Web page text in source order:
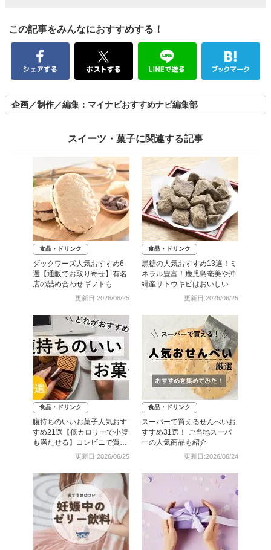
この記事をみんなにおすすめする！
企画／制作／編集：マイナビおすすめナビ編集部
スイーツ・菓子に関連する記事
食品・ドリンク
ダックワーズ人気おすすめ6
選【通販でお取り寄せ】有名
店の詰め合わせギフトも
更新日:2026/06/25
食品・ドリンク
黒糖の人気おすすめ13選！ミ
ネラル豊富！鹿児島奄美や沖
縄産サトウキビはおいしい
更新日:2026/06/25
食品・ドリンク
腹持ちのいいお菓子人気おす
すめ21選【低カロリーで小腹
も満たせる】コンビニで買え
更新日:2026/06/25
食品・ドリンク
スーパーで買えるせんべいお
すすめ31選！ ご当地スーパ
ーの人気商品も紹介
更新日:2026/06/24